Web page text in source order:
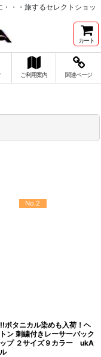
・・旅するセレクトショッ
カート
ご利用案内 関連ページ
No.2
ボタニカル染めも入荷！ヘ
ン 刺繍付きレーサーバック
プ ２サイズ９カラー ukA